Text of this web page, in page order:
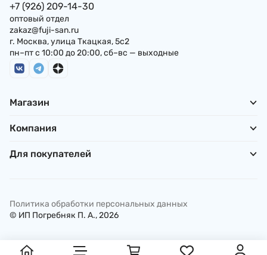
+7 (926) 209-14-30
оптовый отдел
zakaz@fuji-san.ru
г. Москва, улица Ткацкая, 5с2
пн–пт с 10:00 до 20:00, сб–вс — выходные
Магазин
Компания
Для покупателей
© ИП Погребняк П. А., 2026
Политика обработки персональных данных